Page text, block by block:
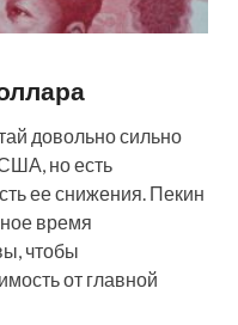
довольно сильно
но есть
ее снижения. Пекин
время
чтобы
от главной